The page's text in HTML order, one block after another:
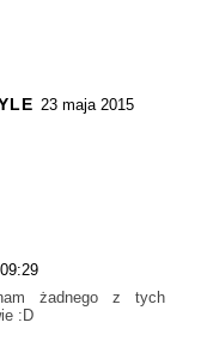
23 maja 2015
żadnego z tych
:D